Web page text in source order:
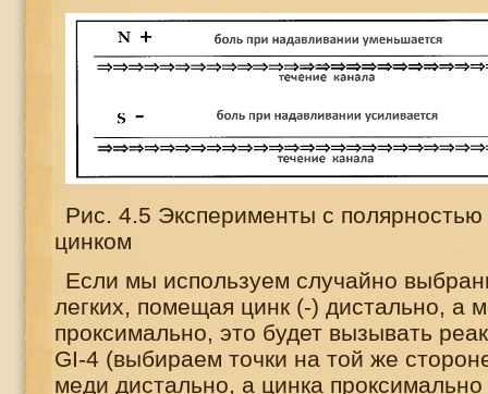
Рис. 4.5 Эксперименты с
цинком
Если мы используем случайно
легких, помещая цинк (-) дистально, а
проксимально, это будет вызывать
GI-4 (выбираем точки на той же
меди дистально, а цинка проксимально